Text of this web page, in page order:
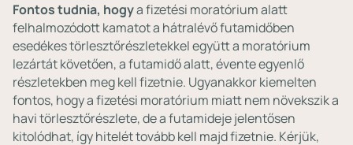
Fontos tudnia, hogya fizetési moratórium alatt
felhalmozódott kamatot a hátralévő futamidőben
esedékes törlesztőrészletekkel együtt a moratórium
lezártát követően, a futamidő alatt, évente egyenlő
részletekben meg kell fizetnie. Ugyanakkor kiemelten
fontos, hogy a fizetési moratórium miatt nem növekszik a
havi törlesztőrészlete, de a futamideje jelentősen
kitolódhat, így hitelét tovább kell majd fizetnie. Kérjük,